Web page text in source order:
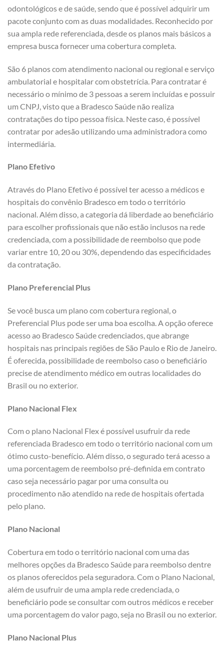
odontológicos e de saúde, sendo que é possível adquirir um
pacote conjunto com as duas modalidades. Reconhecido por
sua ampla rede referenciada, desde os planos mais básicos a
empresa busca fornecer uma cobertura completa.
São 6 planos com atendimento nacional ou regional e serviço
ambulatorial e hospitalar com obstetrícia. Para contratar é
necessário o mínimo de 3 pessoas a serem incluídas e possuir
um CNPJ, visto que a Bradesco Saúde não realiza
contratações do tipo pessoa física. Neste caso, é possível
contratar por adesão utilizando uma administradora como
intermediária.
Plano Efetivo
Através do Plano Efetivo é possível ter acesso a médicos e
hospitais do convênio Bradesco em todo o território
nacional. Além disso, a categoria dá liberdade ao beneficiário
para escolher profissionais que não estão inclusos na rede
credenciada, com a possibilidade de reembolso que pode
variar entre 10, 20 ou 30%, dependendo das especificidades
da contratação.
Plano Preferencial Plus
Se você busca um plano com cobertura regional, o
Preferencial Plus pode ser uma boa escolha. A opção oferece
acesso ao Bradesco Saúde credenciados, que abrange
hospitais nas principais regiões de São Paulo e Rio de Janeiro.
É oferecida, possibilidade de reembolso caso o beneficiário
precise de atendimento médico em outras localidades do
Brasil ou no exterior.
Plano Nacional Flex
Com o plano Nacional Flex é possível usufruir da rede
referenciada Bradesco em todo o território nacional com um
ótimo custo-benefício. Além disso, o segurado terá acesso a
uma porcentagem de reembolso pré-definida em contrato
caso seja necessário pagar por uma consulta ou
procedimento não atendido na rede de hospitais ofertada
pelo plano.
Plano Nacional
Cobertura em todo o território nacional com uma das
melhores opções da Bradesco Saúde para reembolso dentre
os planos oferecidos pela seguradora. Com o Plano Nacional,
além de usufruir de uma ampla rede credenciada, o
beneficiário pode se consultar com outros médicos e receber
uma porcentagem do valor pago, seja no Brasil ou no exterior.
Plano Nacional Plus